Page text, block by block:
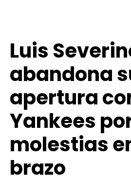
Luis
abandona
apertura
Yankees
molestias
brazo